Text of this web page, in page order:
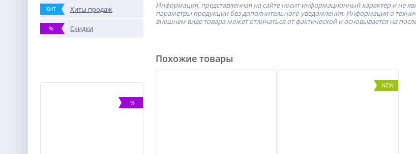
ХИТ Хиты продаж
% Скидки
%
Информация, представленная на сайте носит информационный характер и не
параметры продукции без дополнительного уведомления. Информация о
внешнем виде товара может отличаться от фактической и основывается на
Похожие товары
NEW